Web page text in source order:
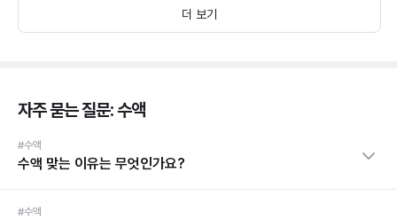
더 보기
자주 묻는 질문: 수액
#수액
수액 맞는 이유는 무엇인가요?
#수액